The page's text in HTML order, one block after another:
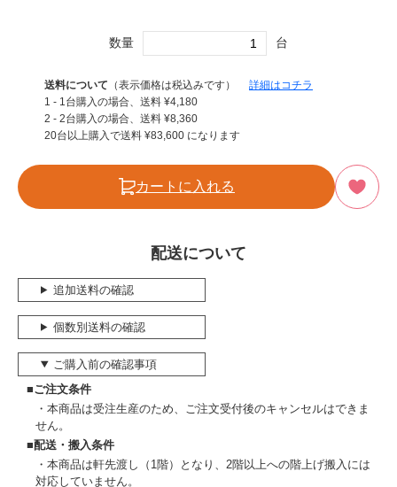
数量 台
送料について （表示価格は税込みです） 詳細はコチラ
1 - 1台購入の場合、送料 ¥4,180
2 - 2台購入の場合、送料 ¥8,360
20台以上購入で送料 ¥83,600 になります
カートに入れる
配送について
追加送料の確認
個数別送料の確認
ご購入前の確認事項
■ご注文条件
本商品は受注生産のため、ご注文受付後のキャンセルはできま
せん。
■配送・搬入条件
本商品は軒先渡し（1階）となり、2階以上への階上げ搬入には
対応していません。